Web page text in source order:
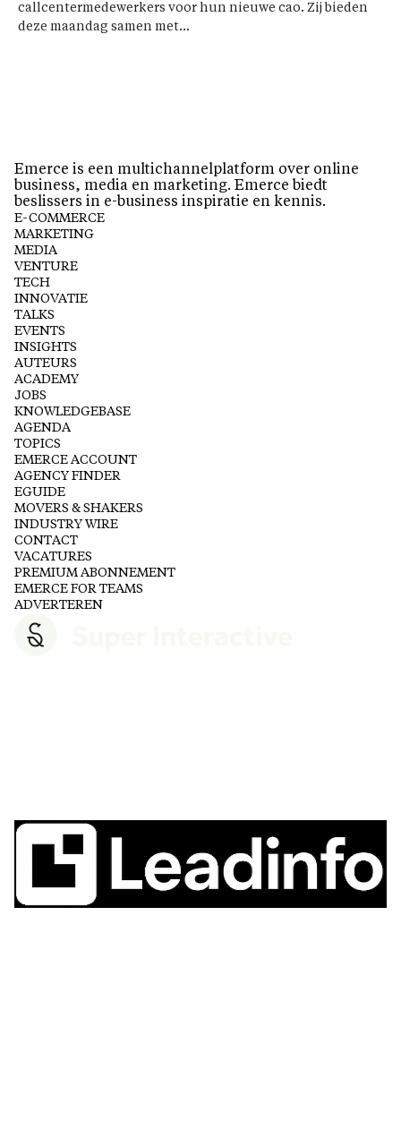
callcentermedewerkers voor hun nieuwe cao. Zij bieden
deze maandag samen met...
Emerce is een multichannelplatform over online
business, media en marketing. Emerce biedt
beslissers in e-business inspiratie en kennis.
E-COMMERCE
MARKETING
MEDIA
VENTURE
TECH
INNOVATIE
TALKS
EVENTS
INSIGHTS
AUTEURS
ACADEMY
JOBS
KNOWLEDGEBASE
AGENDA
TOPICS
EMERCE ACCOUNT
AGENCY FINDER
EGUIDE
MOVERS & SHAKERS
INDUSTRY WIRE
CONTACT
VACATURES
PREMIUM ABONNEMENT
EMERCE FOR TEAMS
ADVERTEREN